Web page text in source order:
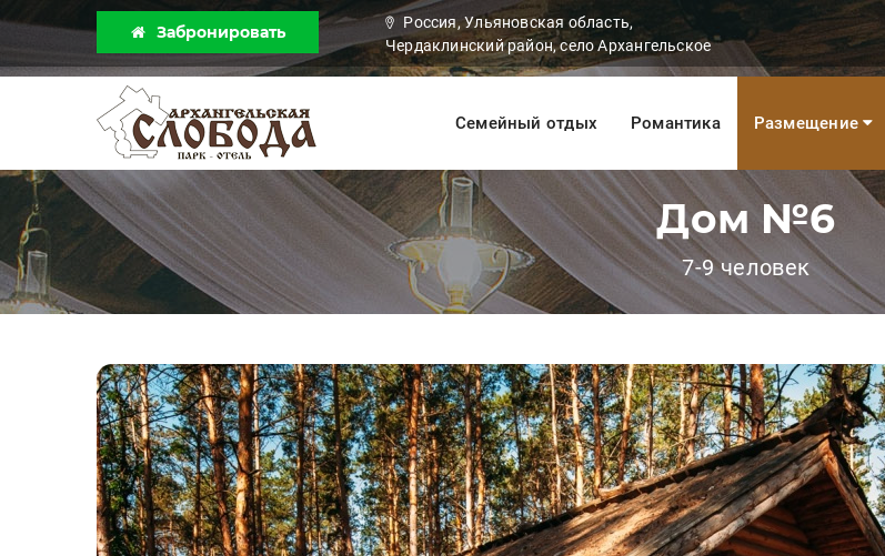
Забронировать
Россия, Ульяновская область,
Чердаклинский район, село Архангельское
Семейный отдых Романтика Размещение
Дом №6
7-9 человек